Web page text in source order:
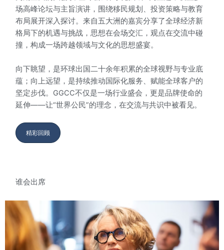
场高峰论坛与主旨演讲，围绕移民规划、投资策略与教育
布局展开深入探讨。来自五大洲的嘉宾分享了全球经济新
格局下的机遇与挑战，思想在会场交汇，观点在交流中碰
撞，构成一场跨越领域与文化的思想盛宴。
向下眺望，是环球出国二十余年积累的全球视野与专业底
蕴；向上远望，是持续推动国际化服务、赋能全球客户的
坚定步伐。GGCC不仅是一场行业盛会，更是品牌使命的
延伸——让“世界公民”的理念，在交流与共识中被看见。
精彩回顾
谁会出席